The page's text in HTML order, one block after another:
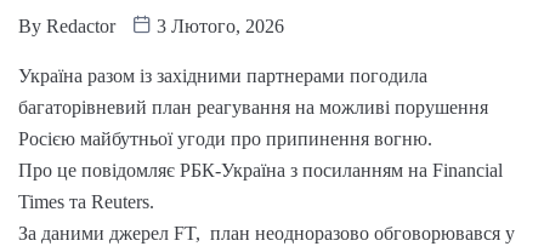
By Redactor 3 Лютого, 2026
Україна разом із західними партнерами погодила
багаторівневий план реагування на можливі порушення
Росією майбутньої угоди про припинення вогню.
Про це повідомляє РБК-Україна з посиланням на Financial
Times та Reuters.
За даними джерел FT, план неодноразово обговорювався у